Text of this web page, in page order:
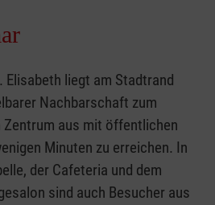
liegt am Stadtrand
Nachbarschaft zum
aus mit öffentlichen
Minuten zu erreichen. In
der Cafeteria und dem
sind auch Besucher aus